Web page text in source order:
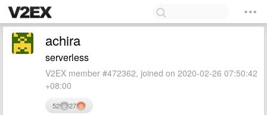
achira
serverless
V2EX member #472362, joined on 2020-02-26 07:50:42
+08:00
52 27